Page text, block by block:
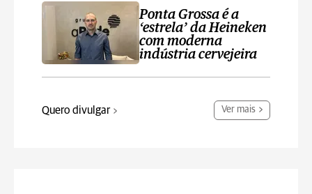
Ponta Grossa é a
‘estrela’ da Heineken
com moderna
indústria cervejeira
Quero divulgar Ver mais